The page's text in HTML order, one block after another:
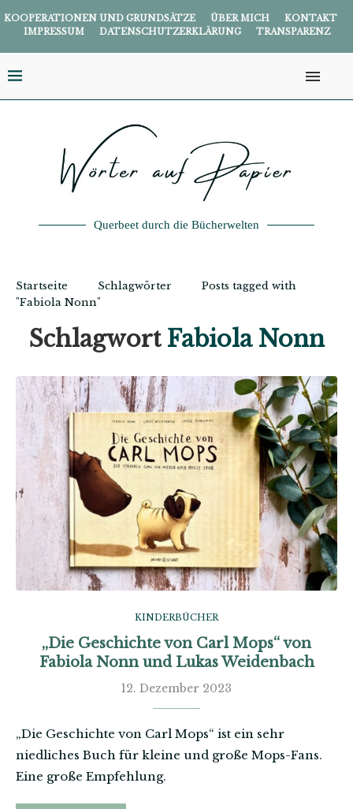
KOOPERATIONEN UND GRUNDSÄTZE ÜBER MICH
KONTAKT
IMPRESSUM
DATENSCHUTZERKLÄRUNG TRANSPARENZ
Querbeet durch die Bücherwelten
Startseite Schlagwörter
Posts tagged with
"Fabiola Nonn"
Schlagwort Fabiola Nonn
KINDERBÜCHER
„Die Geschichte von Carl Mops“ von
Fabiola Nonn und Lukas Weidenbach
12. Dezember 2023
„Die Geschichte von Carl Mops“ ist ein sehr
niedliches Buch für kleine und große Mops-Fans.
Eine große Empfehlung.